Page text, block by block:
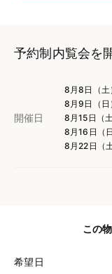
予約制内覧会を
開催日
8月8日（土
8月9日（日
8月15日（
8月16日（
8月22日（
この
希望日